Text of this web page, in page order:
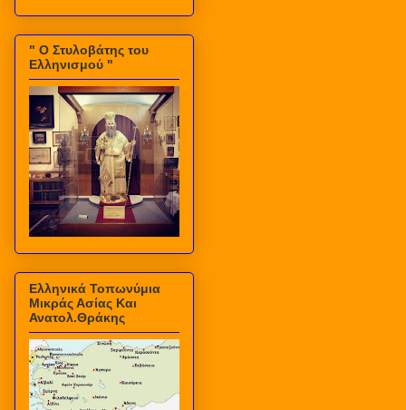
" Ο Στυλοβάτης του
Ελληνισμού "
Ελληνικά Τοπωνύμια
Μικράς Ασίας Και
Ανατολ.Θράκης